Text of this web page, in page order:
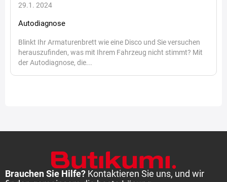
29.1. 2024
Autodiagnose
Blinkt Ihr Armaturenbrett wie eine Disco und Sie versuchen
herauszufinden, was mit Ihrem Fahrzeug nicht stimmt? Mit
der Autodiagnose, die...
Brauchen Sie Hilfe? Kontaktieren Sie uns, und wir